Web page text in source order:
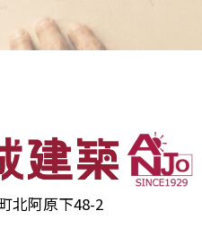
北阿原下48-2